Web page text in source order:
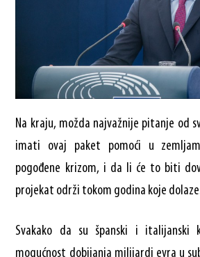
Na kraju, možda najvažnije pitanje od
imati ovaj paket pomoći u
pogođene krizom, i da li će to biti
projekat održi tokom godina koje
Svakako da su španski i italijanski
mogućnost dobijanja milijardi evra u